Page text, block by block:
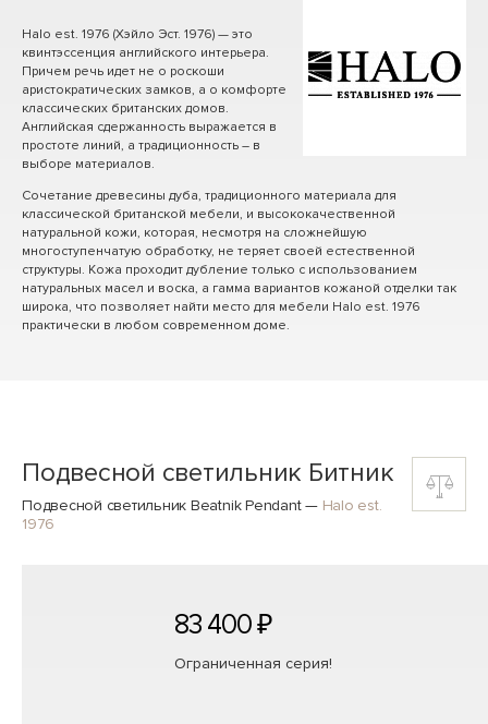
Halo est. 1976 (Хэйло Эст. 1976) — это
квинтэссенция английского интерьера.
Причем речь идет не о роскоши
аристократических замков, а о комфорте
классических британских домов.
Английская сдержанность выражается в
простоте линий, а традиционность – в
выборе материалов.
Сочетание древесины дуба, традиционного материала для
классической британской мебели, и высококачественной
натуральной кожи, которая, несмотря на сложнейшую
многоступенчатую обработку, не теряет своей естественной
структуры. Кожа проходит дубление только с использованием
натуральных масел и воска, а гамма вариантов кожаной отделки так
широка, что позволяет найти место для мебели Halo est. 1976
практически в любом современном доме.
Подвесной светильник Битник
Подвесной светильник Beatnik Pendant— Halo est.
1976
83 400 ₽
Ограниченная серия!